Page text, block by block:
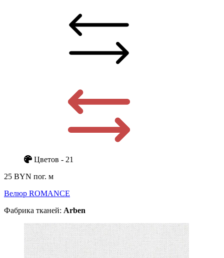
Цветов - 21
25 BYN пог. м
Велюр ROMANCE
Фабрика тканей: Arben